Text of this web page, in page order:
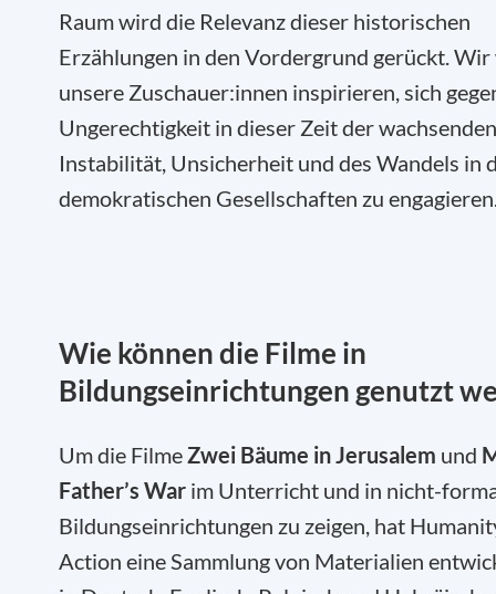
Raum wird die Relevanz dieser historischen
Erzählungen in den Vordergrund gerückt.
unsere Zuschauer:innen inspirieren, sich
Ungerechtigkeit in dieser Zeit der wachsenden
Instabilität, Unsicherheit und des Wandels in
demokratischen Gesellschaften zu
Wie können die Filme in
Bildungseinrichtungen genutzt
Um die FilmeZwei Bäume in Jerusalem und
Father’s War im Unterricht und in nicht-
Bildungseinrichtungen zu zeigen, hat
Action eine Sammlung von Materialien